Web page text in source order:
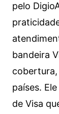
pelo
bandeira
países.
de Visa